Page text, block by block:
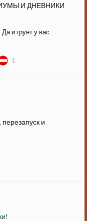
И ДНЕВНИКИ
и грунт у вас
1
перезапуск и